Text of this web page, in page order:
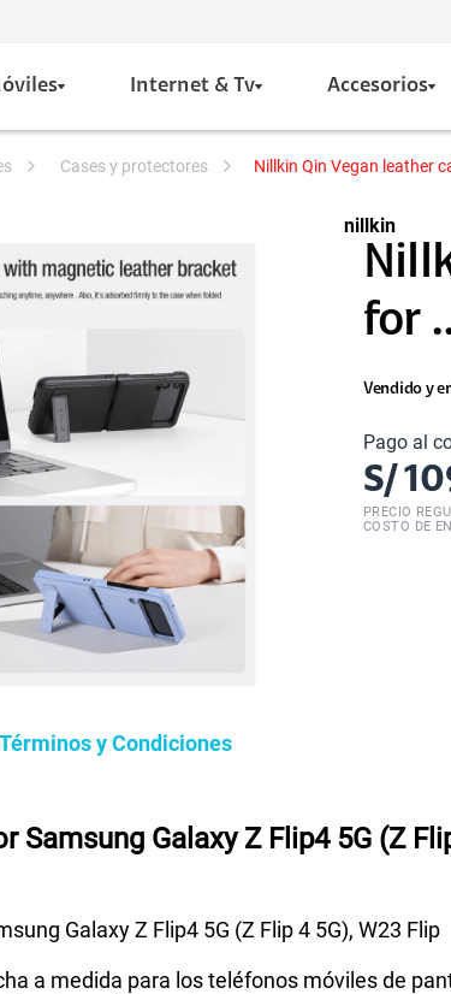
Internet & Tv Accesorios
cases y protectores Nillkin Qin Vegan leather
y Condiciones
nillkin
for
Vendido y
Pago al
S/
PRECIO
COSTO DE
Samsung Galaxy Z Flip4 5G (Z
Galaxy Z Flip4 5G (Z Flip 4 5G), W23 Flip
a medida para los teléfonos móviles de